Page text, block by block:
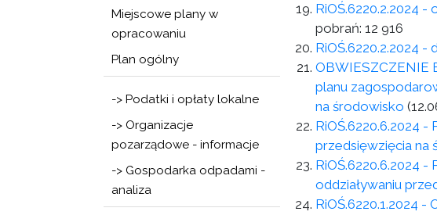
Miejscowe plany w
opracowaniu
Plan ogólny
-> Podatki i opłaty lokalne
-> Organizacje
pozarządowe - informacje
-> Gospodarka odpadami -
analiza
RiOŚ.6220.2.2024
pobrań: 12 916
RiOŚ.6220.2.2024
OBWIESZCZENIE
planu
na środowisko
RiOŚ.6220.6.2024
przedsięwzięcia na
RiOŚ.6220.6.2024
oddziaływaniu
RiOŚ.6220.1.2024